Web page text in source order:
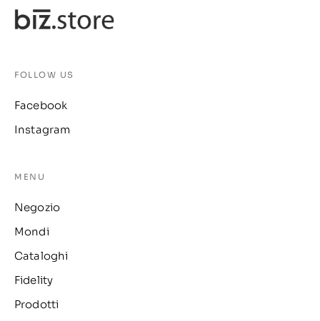
FOLLOW US
Facebook
Instagram
MENU
Negozio
Mondi
Cataloghi
Fidelity
Prodotti